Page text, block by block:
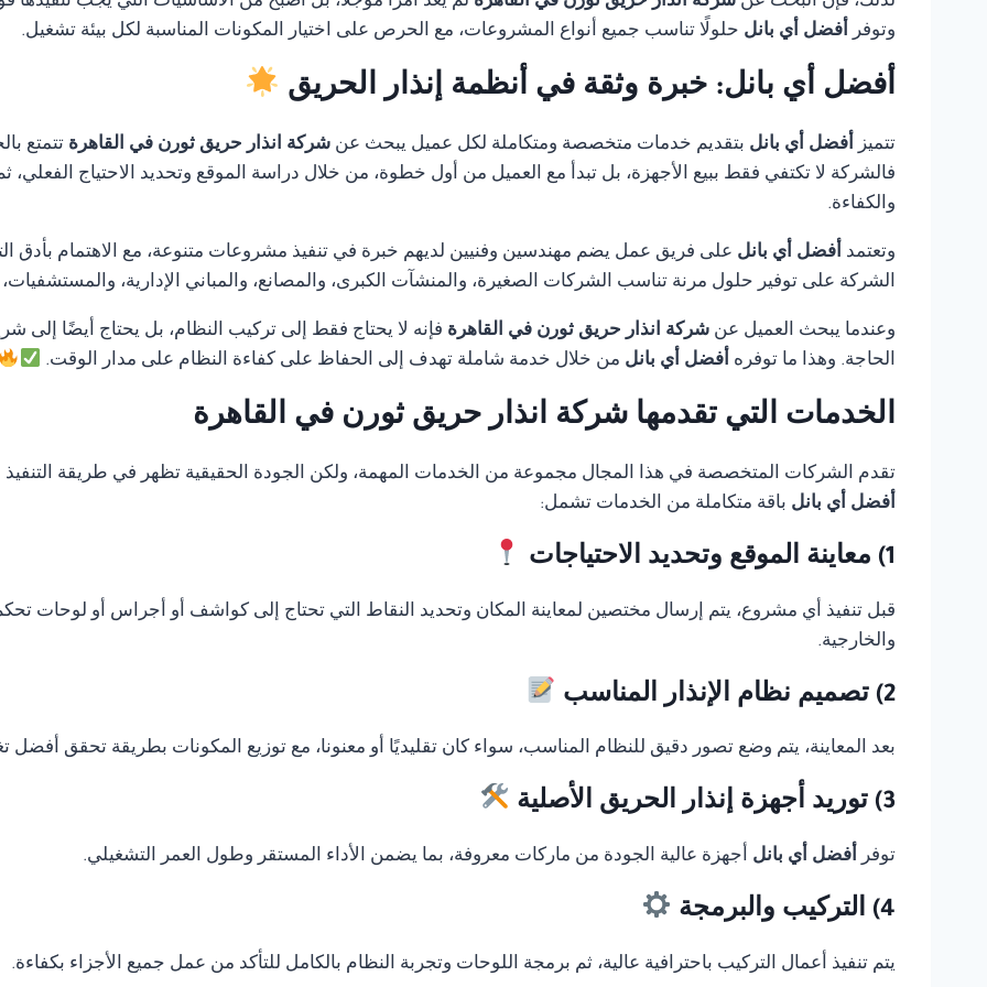
وتوفر أفضل أي بانل حلولًا تناسب جميع أنواع المشروعات، مع الحرص على اختيار المكونات المناسبة لكل بيئة تشغيل.
أفضل أي بانل: خبرة وثقة في أنظمة إنذار الحريق
تتميز أفضل أي بانل بتقديم خدمات متخصصة ومتكاملة لكل عميل يبحث عن شركة انذار حريق ثورن في القاهرة تتمتع
فالشركة لا تكتفي فقط ببيع الأجهزة، بل تبدأ مع العميل من أول خطوة، من خلال دراسة الموقع وتحديد الاحتياج الفعلي،
والكفاءة.
وتعتمد أفضل أي بانل على فريق عمل يضم مهندسين وفنيين لديهم خبرة في تنفيذ مشروعات متنوعة، مع الاهتمام بأدق
الشركة على توفير حلول مرنة تناسب الشركات الصغيرة، والمنشآت الكبرى، والمصانع، والمباني الإدارية،
وعندما يبحث العميل عن شركة انذار حريق ثورن في القاهرة فإنه لا يحتاج فقط إلى تركيب النظام، بل يحتاج أيضًا إلى
الحاجة. وهذا ما توفره أفضل أي بانل من خلال خدمة شاملة تهدف إلى الحفاظ على كفاءة النظام على مدار الوقت.
الخدمات التي تقدمها شركة انذار حريق ثورن في القاهرة
تقدم الشركات المتخصصة في هذا المجال مجموعة من الخدمات المهمة، ولكن الجودة الحقيقية تظهر في طريقة التنفيذ
أفضل أي بانل باقة متكاملة من الخدمات تشمل:
1) معاينة الموقع وتحديد الاحتياجات
قبل تنفيذ أي مشروع، يتم إرسال مختصين لمعاينة المكان وتحديد النقاط التي تحتاج إلى كواشف أو أجراس أو لوحات
والخارجية.
2) تصميم نظام الإنذار المناسب
بعد المعاينة، يتم وضع تصور دقيق للنظام المناسب، سواء كان تقليديًا أو معنونا، مع توزيع المكونات بطريقة تحقق أفضل
3) توريد أجهزة إنذار الحريق الأصلية
توفر أفضل أي بانل أجهزة عالية الجودة من ماركات معروفة، بما يضمن الأداء المستقر وطول العمر التشغيلي.
4) التركيب والبرمجة
يتم تنفيذ أعمال التركيب باحترافية عالية، ثم برمجة اللوحات وتجربة النظام بالكامل للتأكد من عمل جميع الأجزاء بكفاءة.